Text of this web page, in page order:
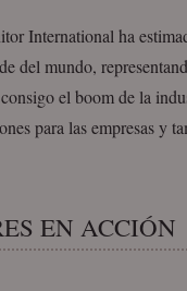
International ha
del mundo,
el boom de la
para las empresas y
EN ACCIÓN